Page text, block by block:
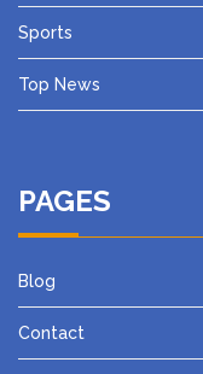
Sports
Top News
PAGES
Blog
Contact